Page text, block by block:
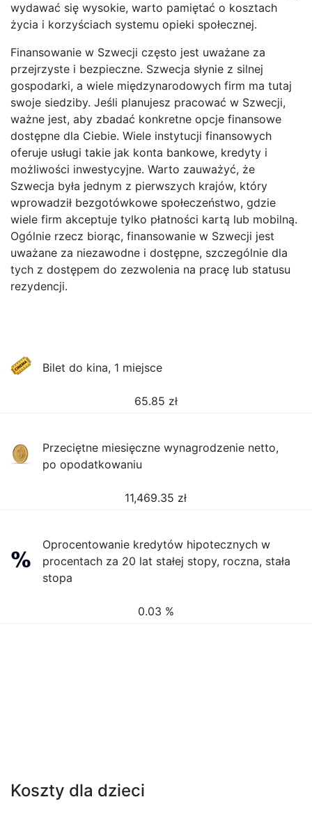
wydawać się wysokie, warto pamiętać o kosztach
życia i korzyściach systemu opieki społecznej.
Finansowanie w Szwecji często jest uważane za
przejrzyste i bezpieczne. Szwecja słynie z silnej
gospodarki, a wiele międzynarodowych firm ma tutaj
swoje siedziby. Jeśli planujesz pracować w Szwecji,
ważne jest, aby zbadać konkretne opcje finansowe
dostępne dla Ciebie. Wiele instytucji finansowych
oferuje usługi takie jak konta bankowe, kredyty i
możliwości inwestycyjne. Warto zauważyć, że
Szwecja była jednym z pierwszych krajów, który
wprowadził bezgotówkowe społeczeństwo, gdzie
wiele firm akceptuje tylko płatności kartą lub mobilną.
Ogólnie rzecz biorąc, finansowanie w Szwecji jest
uważane za niezawodne i dostępne, szczególnie dla
tych z dostępem do zezwolenia na pracę lub statusu
rezydencji.
Bilet do kina, 1 miejsce
65.85 zł
Przeciętne miesięczne wynagrodzenie netto,
po opodatkowaniu
11,469.35 zł
Oprocentowanie kredytów hipotecznych w
procentach za 20 lat stałej stopy, roczna, stała
stopa
0.03 %
Koszty dla dzieci